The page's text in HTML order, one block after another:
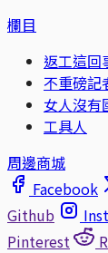
欄目
返工這回
不重磅記
女人沒有
工具人
周邊商城
Facebook
Github
Pinterest